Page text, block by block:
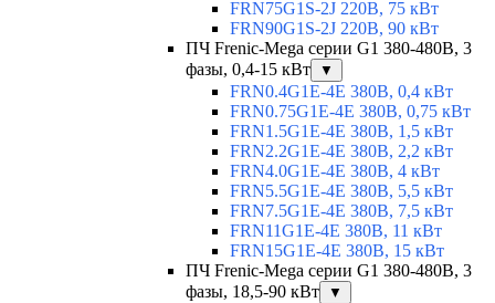
FRN75G1S-2J 220В, 75 кВт
FRN90G1S-2J 220В, 90 кВт
ПЧ Frenic-Mega серии G1 380-480В, 3
фазы, 0,4-15 кВт
▼
FRN0.4G1E-4E 380В, 0,4 кВт
FRN0.75G1E-4E 380В, 0,75 кВт
FRN1.5G1E-4E 380В, 1,5 кВт
FRN2.2G1E-4E 380В, 2,2 кВт
FRN4.0G1E-4E 380В, 4 кВт
FRN5.5G1E-4E 380В, 5,5 кВт
FRN7.5G1E-4E 380В, 7,5 кВт
FRN11G1E-4E 380В, 11 кВт
FRN15G1E-4E 380В, 15 кВт
ПЧ Frenic-Mega серии G1 380-480В, 3
фазы, 18,5-90 кВт
▼